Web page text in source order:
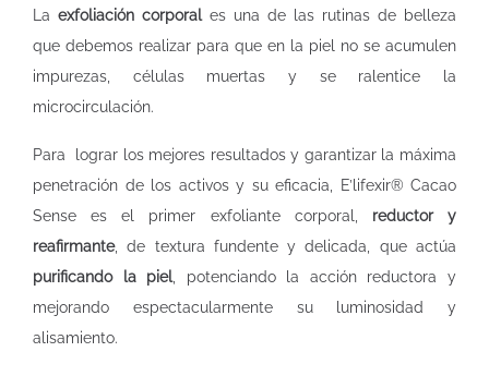
La exfoliación corporales una de las rutinas de belleza
que debemos realizar para que en la piel no se acumulen
impurezas, células muertas y se ralentice la
microcirculación.
Para lograr los mejores resultados y garantizar la máxima
penetración de los activos y su eficacia, E’lifexir® Cacao
Sense es el primer exfoliante corporal, reductor y
reafirmante, de textura fundente y delicada, que actúa
purificando la piel, potenciando la acción reductora y
mejorando espectacularmente su luminosidad y
alisamiento.